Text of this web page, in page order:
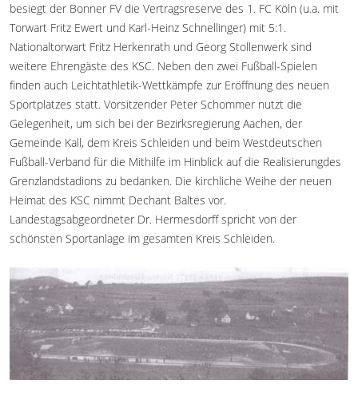
besiegt der Bonner FV die Vertragsreserve des 1. FC Köln (u.a. mit
Torwart Fritz Ewert und Karl-Heinz Schnellinger) mit 5:1.
Nationaltorwart Fritz Herkenrath und Georg Stollenwerk sind
weitere Ehrengäste des KSC. Neben den zwei Fußball-Spielen
finden auch Leichtathletik-Wettkämpfe zur Eröffnung des neuen
Sportplatzes statt. Vorsitzender Peter Schommer nutzt die
Gelegenheit, um sich bei der Bezirksregierung Aachen, der
Gemeinde Kall, dem Kreis Schleiden und beim Westdeutschen
Fußball-Verband für die Mithilfe im Hinblick auf die Realisierungdes
Grenzlandstadions zu bedanken. Die kirchliche Weihe der neuen
Heimat des KSC nimmt Dechant Baltes vor.
Landestagsabgeordneter Dr. Hermesdorff spricht von der
schönsten Sportanlage im gesamten Kreis Schleiden.